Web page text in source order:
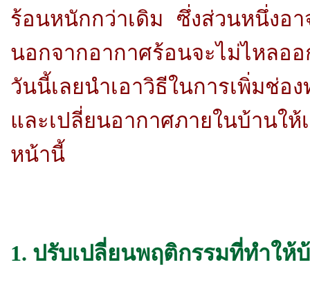
ร้อนหนักกว่าเดิม ซึ่งส่วนหนึ่งอา
นอกจากอากาศร้อนจะไม่ไหล
วันนี้เลยนำเอาวิธีในการเพิ่มช่
และเปลี่ยนอากาศภายในบ้านใ
หน้านี้
1. ปรับเปลี่ยนพฤติกรรมที่ทำใ